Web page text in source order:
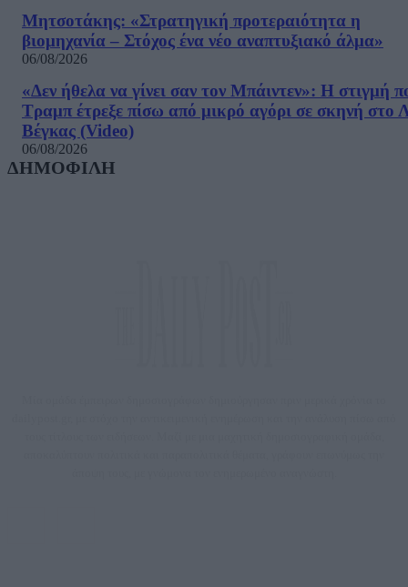
Μητσοτάκης: «Στρατηγική προτεραιότητα η
βιομηχανία – Στόχος ένα νέο αναπτυξιακό άλμα»
06/08/2026
«Δεν ήθελα να γίνει σαν τον Μπάιντεν»: Η στιγμή
Τραμπ έτρεξε πίσω από μικρό αγόρι σε σκηνή στο
Βέγκας (Video)
06/08/2026
ΔΗΜΟΦΙΛΗ